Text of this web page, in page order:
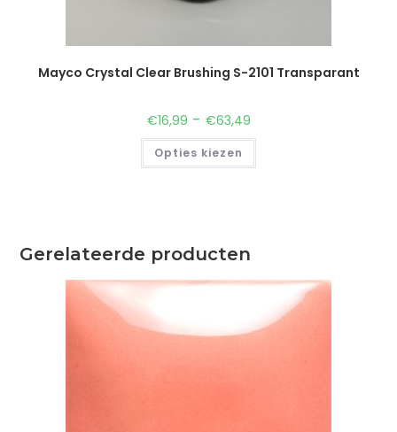
Mayco Crystal Clear Brushing S-2101 Transparant
€16,99 - €63,49
Opties kiezen
Gerelateerde producten